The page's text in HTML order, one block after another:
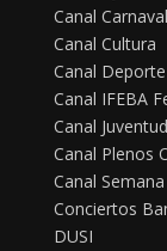
Canal
Canal Cultura
Canal Deporte
Canal IFEBA
Canal Juventud
Canal Plenos
Canal
Conciertos
DUSI